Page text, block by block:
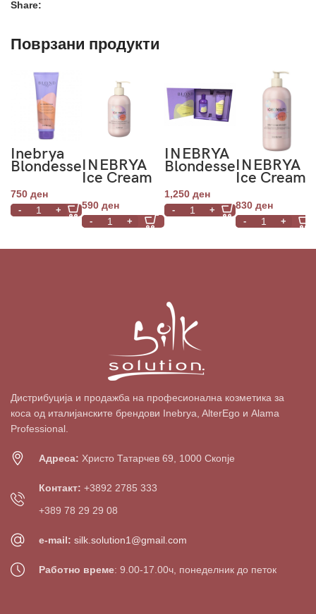
Share:
Поврзани продукти
Inebrya
Blondesse
Orange
Mask
250ml
750 ден
INEBRYA
Ice Cream
Leave-In
Conditioner
300ml
590 ден
INEBRYA
Blondesse
Kit
1,250 ден
INEBRYA
Ice Cream
1000ml
830 ден
Дистрибуција и продажба на професионална козметика за
коса од италијанските брендови Inebrya, AlterEgo и Alama
Professional.
Адреса: Христо Татарчев 69, 1000 Скопје
Контакт: +3892 2785 333
+389 78 29 29 08
e-mail: silk.solution1@gmail.com
Работно време: 9.00-17.00ч, понеделник до петок